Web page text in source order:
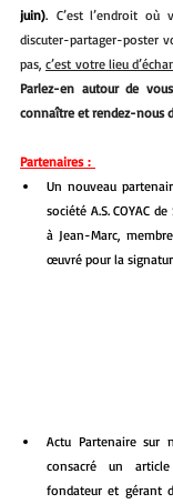
juin). C’est l’endroit où
discuter-partager-poster
pas, c’est votre lieu
Parlez-en autour de
connaître et rendez-nous
Partenaires :
Un nouveau
société A.S. COYAC
à Jean-Marc,
œuvré pour la
Actu Partenaire sur
consacré un
fondateur et gérant